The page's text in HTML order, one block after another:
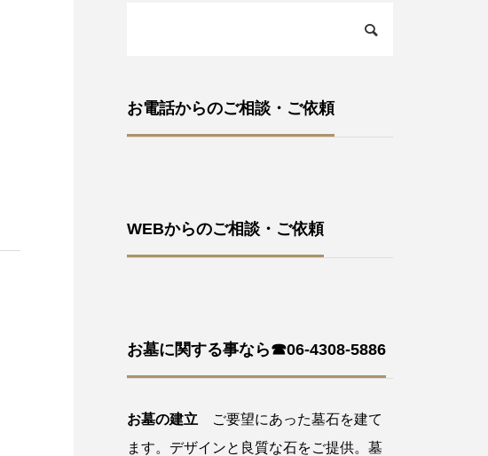
お電話からのご相談・ご依頼
WEBからのご相談・ご依頼
お墓に関する事なら☎06-4308-5886
お墓の建立 ご要望にあった墓石を建て
ます。デザインと良質な石をご提供。墓